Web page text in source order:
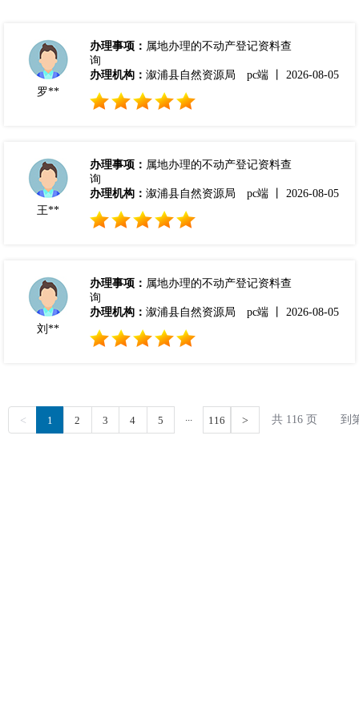
罗**
办理事项： 属地办理的不动产登记资料查
询
办理机构： 溆浦县自然资源局 pc端 丨 2026-08-05
王**
办理事项： 属地办理的不动产登记资料查
询
办理机构： 溆浦县自然资源局 pc端 丨 2026-08-05
刘**
办理事项： 属地办理的不动产登记资料查
询
办理机构： 溆浦县自然资源局 pc端 丨 2026-08-05
< 1 2 3 4 5 ... 116 > 共 116 页 到